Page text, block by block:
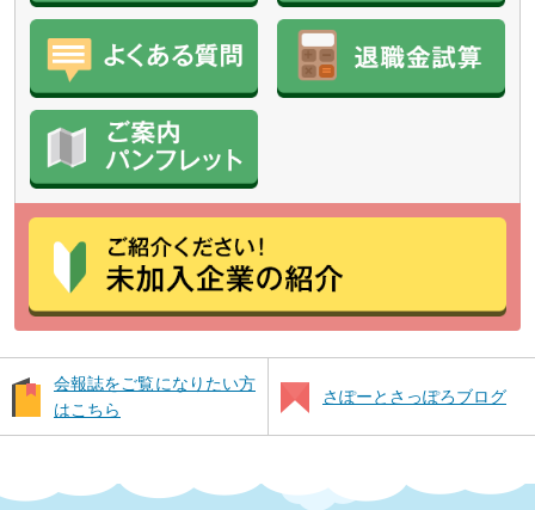
会報誌をご覧になりたい方
はこちら
さぽーとさっぽろブログ